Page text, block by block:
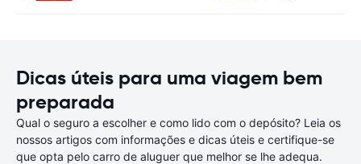
Dicas úteis para uma viagem bem
preparada
Qual o seguro a escolher e como lido com o depósito? Leia os
nossos artigos com informações e dicas úteis e certifique-se
que opta pelo carro de aluguer que melhor se lhe adequa.